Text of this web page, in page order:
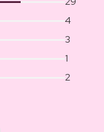
4
3
1
2